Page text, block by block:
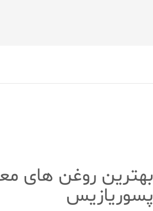
بهترین روغن های
پسوریازیس